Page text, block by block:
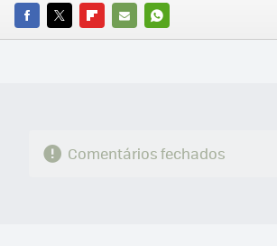
FACEBOOK
TWITTERFLIPBOARD
E-
WHATSAPP
Comentários fechados